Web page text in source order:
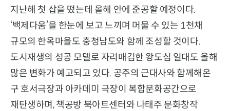
지난해 첫 삽을 떴는데 올해 안에 준공할 예정이다.
‘백제다움’을 한눈에 보고 느끼며 머물 수 있는 1천채
규모의 한옥마을도 충청남도와 함께 조성할 것이다.
도시재생의 성공 모델로 자리매김한 왕도심 일대도 올해
많은 변화가 예고되고 있다. 공주의 근대사와 함께해온
구 호서극장과 아카데미 극장이 복합문화공간으로
재탄생하며, 책공방 북아트센터와 나태주 문화창작